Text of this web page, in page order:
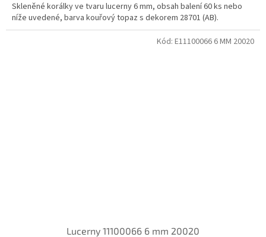
Skleněné korálky ve tvaru lucerny 6 mm, obsah balení 60 ks nebo
níže uvedené, barva kouřový topaz s dekorem 28701 (AB).
Lucerny 11100066 6 mm 20020
Kód: E11100066 6 MM 20020